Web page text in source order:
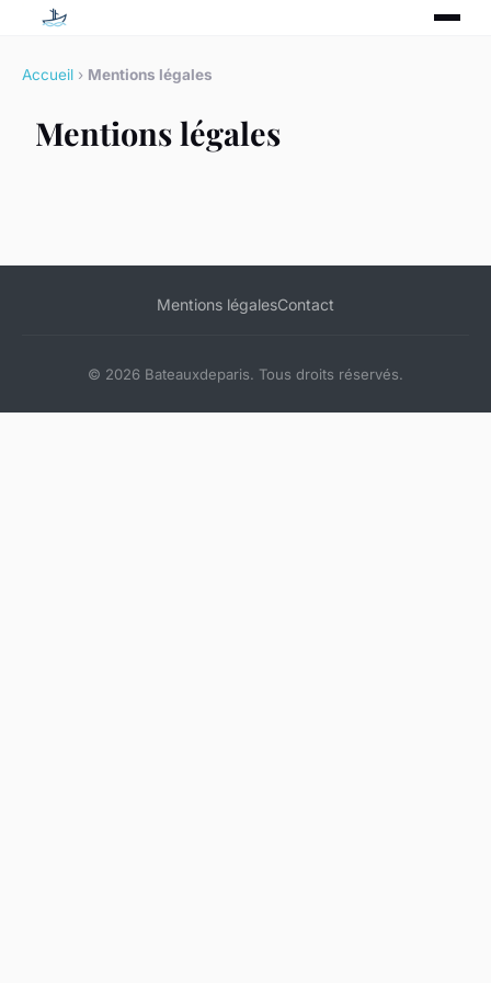
Accueil › Mentions légales
Mentions légales
Mentions légalesContact
© 2026 Bateauxdeparis. Tous droits réservés.